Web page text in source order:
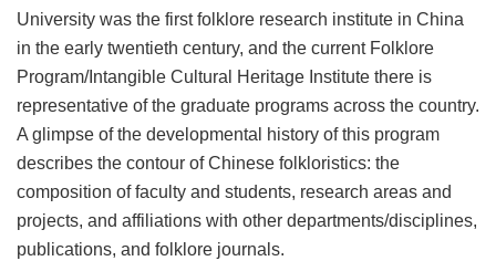
University was the first folklore research institute in China
in the early twentieth century, and the current Folklore
Program/Intangible Cultural Heritage Institute there is
representative of the graduate programs across the country.
A glimpse of the developmental history of this program
describes the contour of Chinese folkloristics: the
composition of faculty and students, research areas and
projects, and affiliations with other departments/disciplines,
publications, and folklore journals.